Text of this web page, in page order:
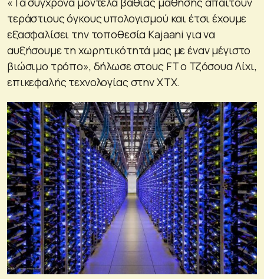
τεράστιους όγκους υπολογισμού και έτσι έχουμε
εξασφαλίσει την τοποθεσία Kajaani για να
αυξήσουμε τη χωρητικότητά μας με έναν μέγιστο
βιώσιμο τρόπο», δήλωσε στους FT ο Τζόσουα Λίχι,
επικεφαλής τεχνολογίας στην XTX.